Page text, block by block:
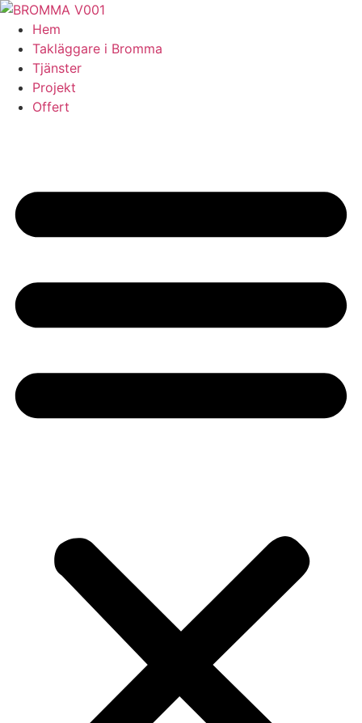
Skip
content
Hem
Takläggare i Bromma
Tjänster
Projekt
Offert